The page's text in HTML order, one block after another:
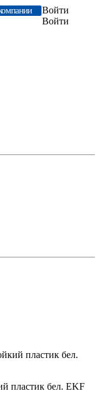
Войти
Войти
пластик бел.